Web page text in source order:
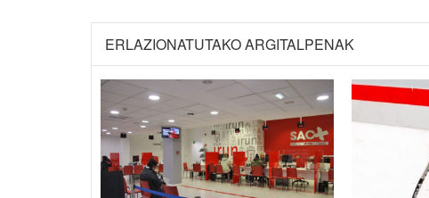
ERLAZIONATUTAKO ARGITALPENAK